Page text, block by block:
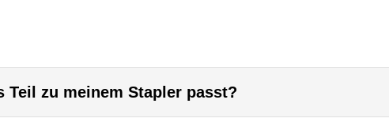
zu meinem Stapler passt?